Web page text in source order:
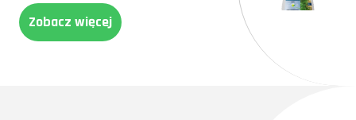
Zobacz więcej